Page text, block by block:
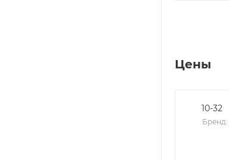
Цены
10-32
Бренд: